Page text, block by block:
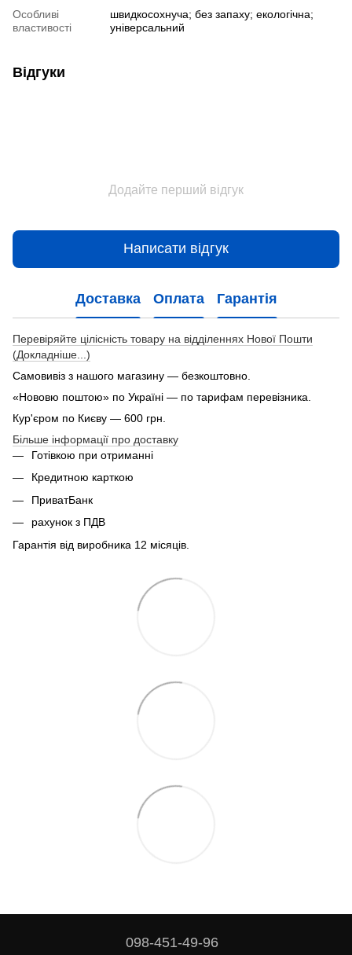
Особливі
властивості
швидкосохнуча; без запаху; екологічна;
універсальний
Відгуки
Додайте перший відгук
Написати відгук
Доставка Оплата Гарантія
Перевіряйте цілісність товару на відділеннях Нової Пошти
(Докладніше...)
Самовивіз з нашого магазину — безкоштовно.
«Нововю поштою» по Україні — по тарифам перевізника.
Кур'єром по Києву — 600 грн.
Більше інформації про доставку
Готівкою при отриманні
Кредитною карткою
ПриватБанк
рахунок з ПДВ
Гарантія від виробника 12 місяців.
098-451-49-96